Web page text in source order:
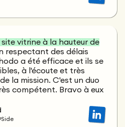
site vitrine à la hauteur de
respectant des délais
a été efficace et ils se
à l'écoute et très
la mission. C'est un duo
compétent. Bravo à eux